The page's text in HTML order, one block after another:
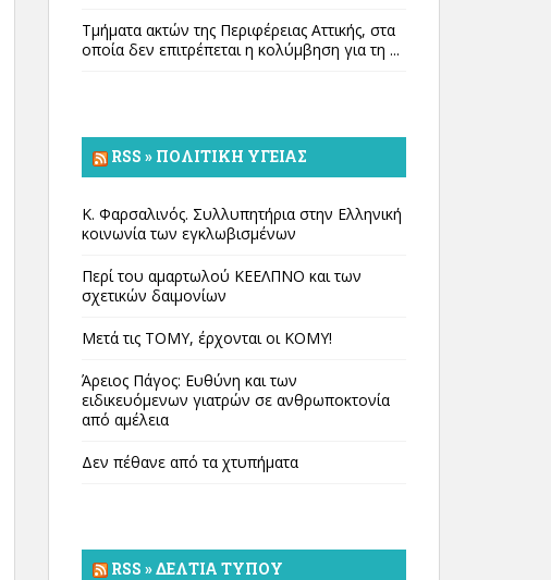
Τμήματα ακτών της Περιφέρειας Αττικής, στα
οποία δεν επιτρέπεται η κολύμβηση για τη ...
RSS » ΠΟΛΙΤΙΚΉ ΥΓΕΊΑΣ
Κ. Φαρσαλινός. Συλλυπητήρια στην Ελληνική
κοινωνία των εγκλωβισμένων
Περί του αμαρτωλού ΚΕΕΛΠΝΟ και των
σχετικών δαιμονίων
Μετά τις ΤΟΜΥ, έρχονται οι ΚΟΜΥ!
Άρειος Πάγος: Ευθύνη και των
ειδικευόμενων γιατρών σε ανθρωποκτονία
από αμέλεια
Δεν πέθανε από τα χτυπήματα
RSS » ΔΕΛΤΊΑ ΤΎΠΟΥ